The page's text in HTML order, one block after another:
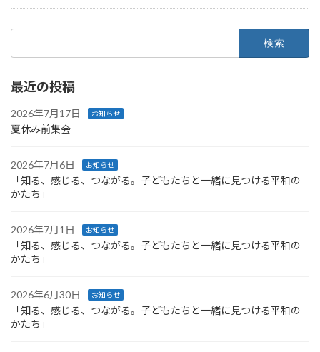
最近の投稿
2026年7月17日 お知らせ
夏休み前集会
2026年7月6日 お知らせ
「知る、感じる、つながる。子どもたちと一緒に見つける平和の
かたち」
2026年7月1日 お知らせ
「知る、感じる、つながる。子どもたちと一緒に見つける平和の
かたち」
2026年6月30日 お知らせ
「知る、感じる、つながる。子どもたちと一緒に見つける平和の
かたち」